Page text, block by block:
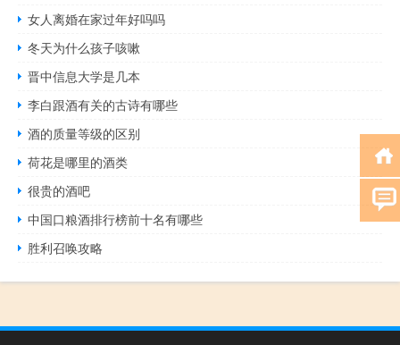
女人离婚在家过年好吗吗
冬天为什么孩子咳嗽
晋中信息大学是几本
李白跟酒有关的古诗有哪些
酒的质量等级的区别
荷花是哪里的酒类
很贵的酒吧
中国口粮酒排行榜前十名有哪些
胜利召唤攻略